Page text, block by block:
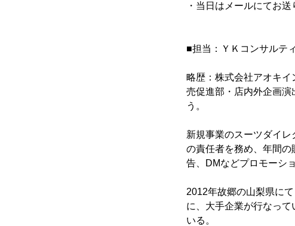
・当日はメールにてお
■担当：ＹＫコンサル
略歴：株式会社アオキ
売促進部・店内外企画
う。
新規事業のスーツダイ
の責任者を務め、年間
告、DMなどプロモーシ
​2012年故郷の山梨県に
に、大手企業が行なっ
いる。